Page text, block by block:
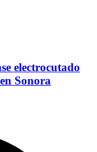
electrocutado
Sonora